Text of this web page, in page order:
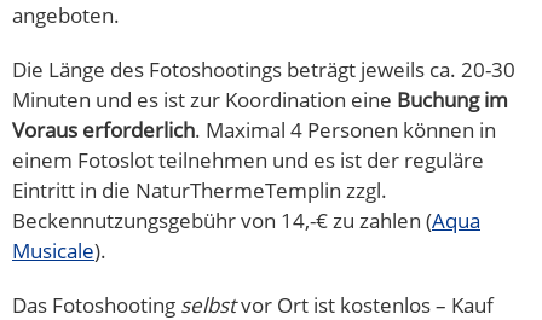
angeboten.
Die Länge des Fotoshootings beträgt jeweils ca. 20-30
Minuten und es ist zur Koordination eine Buchung im
Voraus erforderlich. Maximal 4 Personen können in
einem Fotoslot teilnehmen und es ist der reguläre
Eintritt in die NaturThermeTemplin zzgl.
Beckennutzungsgebühr von 14,-€ zu zahlen (Aqua
Musicale).
Das Fotoshooting selbstvor Ort ist kostenlos – Kauf